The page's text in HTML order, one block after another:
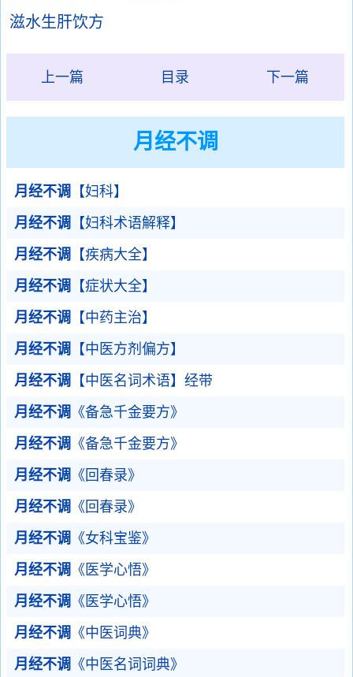
滋水生肝饮方
上一篇 目录 下一篇
月经不调
月经不调 【妇科】
月经不调 【妇科术语解释】
月经不调 【疾病大全】
月经不调 【症状大全】
月经不调 【中药主治】
月经不调 【中医方剂偏方】
月经不调 【中医名词术语】经带
月经不调 《备急千金要方》
月经不调 《备急千金要方》
月经不调 《回春录》
月经不调 《回春录》
月经不调 《女科宝鉴》
月经不调 《医学心悟》
月经不调 《医学心悟》
月经不调 《中医词典》
月经不调 《中医名词词典》